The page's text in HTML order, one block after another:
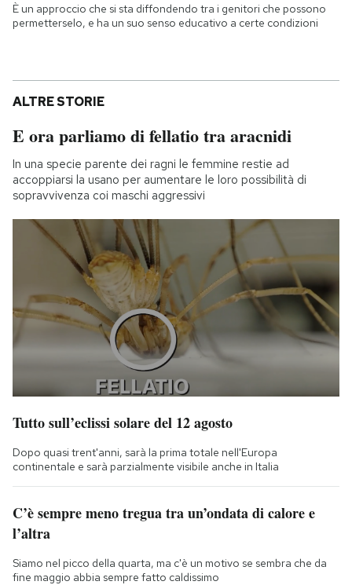
È un approccio che si sta diffondendo tra i genitori che possono
permetterselo, e ha un suo senso educativo a certe condizioni
ALTRE STORIE
E ora parliamo di fellatio tra aracnidi
In una specie parente dei ragni le femmine restie ad
accoppiarsi la usano per aumentare le loro possibilità di
sopravvivenza coi maschi aggressivi
Tutto sull’eclissi solare del 12 agosto
Dopo quasi trent'anni, sarà la prima totale nell'Europa
continentale e sarà parzialmente visibile anche in Italia
C’è sempre meno tregua tra un’ondata di calore e
l’altra
Siamo nel picco della quarta, ma c'è un motivo se sembra che da
fine maggio abbia sempre fatto caldissimo